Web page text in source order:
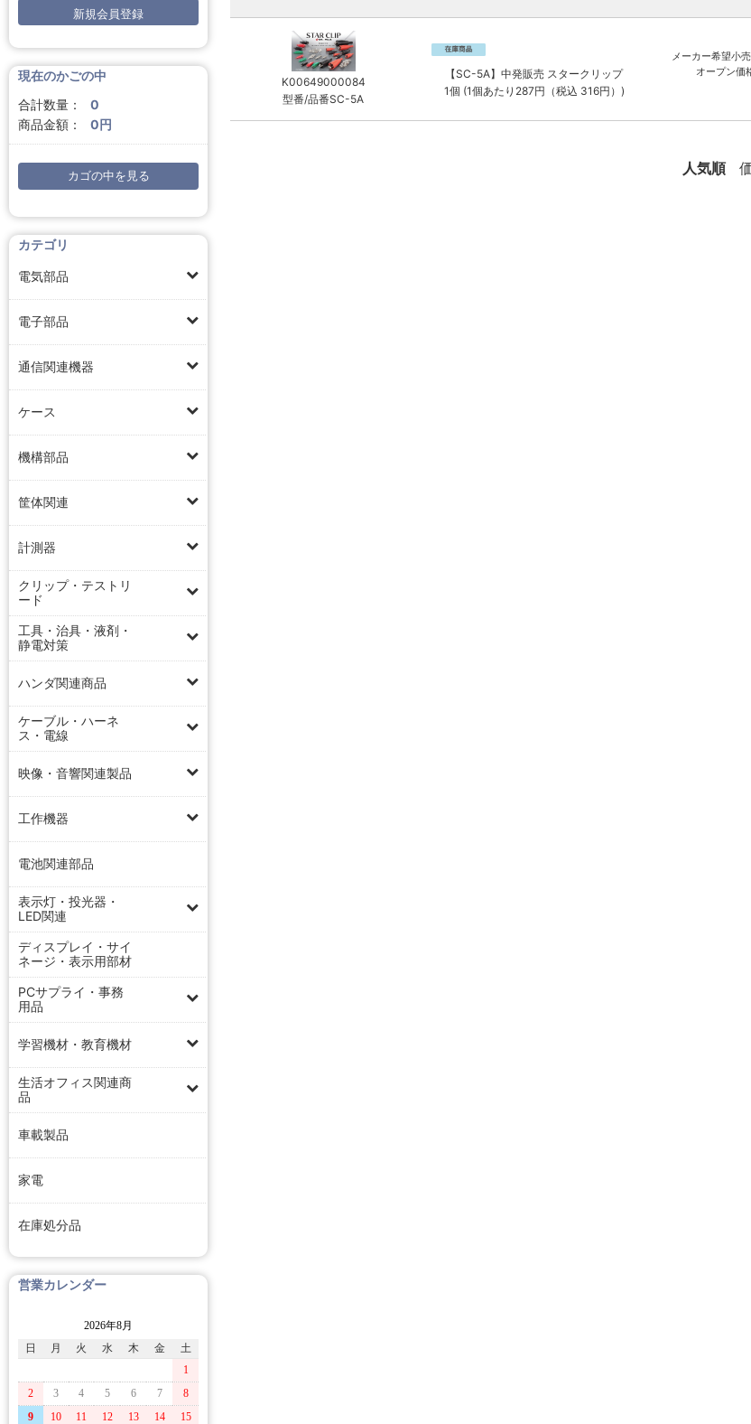
新規会員登録
現在のかごの中
合計数量：
0
商品金額：
0円
カゴの中を見る
カテゴリ
電気部品
電子部品
通信関連機器
ケース
機構部品
筐体関連
計測器
クリップ・テストリ
ード
工具・治具・液剤・
静電対策
ハンダ関連商品
ケーブル・ハーネ
ス・電線
映像・音響関連製品
工作機器
電池関連部品
表示灯・投光器・
LED関連
ディスプレイ・サイ
ネージ・表示用部材
PCサプライ・事務
用品
学習機材・教育機材
生活オフィス関連商
品
車載製品
家電
在庫処分品
営業カレンダー
2026年8月
日
月 火 水 木 金
土
1
2
3 4 5 6 7
8
9
10 11 12 13 14
15
K00649000084
型番/品番SC-5A
【SC-5A】中発販売 スタークリップ
1個 (1個あたり287円（税込 316円）)
メーカー希望小
オープン価
人気順